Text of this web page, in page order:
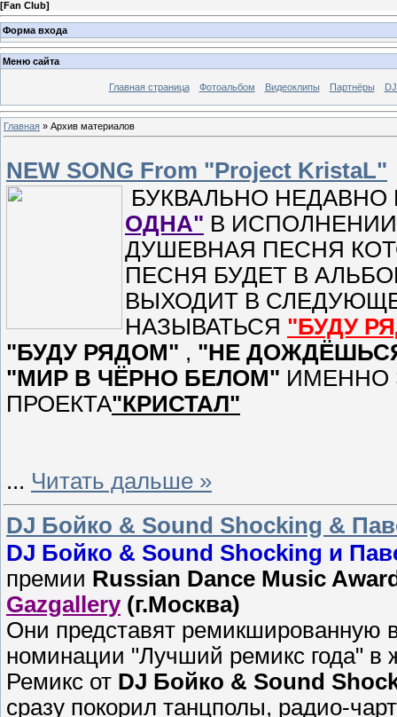
[Fan Club]
Форма входа
Меню сайта
Главная страница Фотоальбом Видеоклипы Партнёры
Главная » Архив материалов
NEW SONG From "Project KristaL"
БУКВАЛЬНО
ОДНА" В
ДУШЕВНАЯ ПЕСНЯ
ПЕСНЯ БУДЕТ В
ВЫХОДИТ В
НАЗЫВАТЬСЯ "БУДУ
"БУДУ РЯДОМ" , "НЕ
"МИР В ЧЁРНО БЕЛОМ" ИМЕННО
ПРОЕКТА"КРИСТАЛ"
... Читать дальше »
DJ Бойко & Sound Shocking &
DJ Бойко & Sound Shocking и
премии Russian Dance Music
Gazgallery (г.Москва)
Они представят ремикшированную
номинации "Лучший ремикс года" в
Ремикс от DJ Бойко & Sound
сразу покорил танцполы, радио-